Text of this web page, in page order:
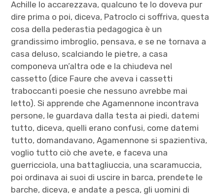
Achille lo accarezzava, qualcuno te lo doveva pur
dire prima o poi, diceva, Patroclo ci soffriva, questa
cosa della pederastia pedagogica è un
grandissimo imbroglio, pensava, e se ne tornava a
casa deluso, scalciando le pietre, a casa
componeva un’altra ode e la chiudeva nel
cassetto (dice Faure che aveva i cassetti
traboccanti poesie che nessuno avrebbe mai
letto). Si apprende che Agamennone incontrava
persone, le guardava dalla testa ai piedi, datemi
tutto, diceva, quelli erano confusi, come datemi
tutto, domandavano, Agamennone si spazientiva,
voglio tutto ciò che avete, e faceva una
guerricciola, una battagliuccia, una scaramuccia,
poi ordinava ai suoi di uscire in barca, prendete le
barche, diceva, e andate a pesca, gli uomini di